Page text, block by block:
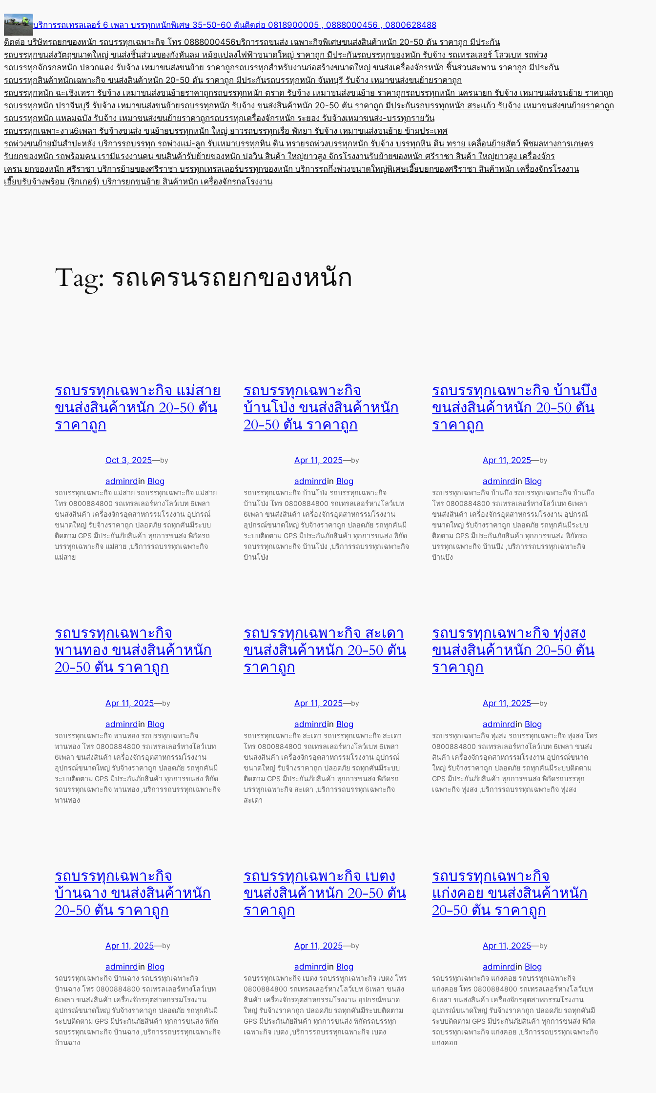
to
content
บริการรถเทรลเลอร์ 6 เพลา บรรทุกหนักพิเศษ 35-50-60 ตันติดต่อ 0818900005 , 0888000456 , 0800628488
ติดต่อ บริษัทรถยกของหนัก รถบรรทุกเฉพาะกิจ โทร 0888000456บริการรถขนส่ง เฉพาะกิจพิเศษขนส่งสินค้าหนัก 20-50 ตัน ราคาถูก มีประกัน
รถบรรทุกขนส่งวัตถุขนาดใหญ่ ขนส่งชิ้นส่วนของกังหันลม หม้อแปลงไฟฟ้าขนาดใหญ่ ราคาถูก มีประกันรถบรรทุกของหนัก รับจ้าง รถเทรลเลอร์ โลวเบท รถพ่วง
รถบรรทุกจักรกลหนัก ปลวกแดง รับจ้าง เหมาขนส่งขนย้าย ราคาถูกรถบรรทุกสำหรับงานก่อสร้างขนาดใหญ่ ขนส่งเครื่องจักรหนัก ชิ้นส่วนสะพาน ราคาถูก มีประกัน
รถบรรทุกสินค้าหนักเฉพาะกิจ ขนส่งสินค้าหนัก 20-50 ตัน ราคาถูก มีประกันรถบรรทุกหนัก จันทบุรี รับจ้าง เหมาขนส่งขนย้ายราคาถูก
รถบรรทุกหนัก ฉะเชิงเทรา รับจ้าง เหมาขนส่งขนย้ายราคาถูกรถบรรทุกหนัก ตราด รับจ้าง เหมาขนส่งขนย้าย ราคาถูกรถบรรทุกหนัก นครนายก รับจ้าง เหมาขนส่งขนย้าย ราคาถูก
รถบรรทุกหนัก ปราจีนบุรี รับจ้าง เหมาขนส่งขนย้ายรถบรรทุกหนัก รับจ้าง ขนส่งสินค้าหนัก 20-50 ตัน ราคาถูก มีประกันรถบรรทุกหนัก สระแก้ว รับจ้าง เหมาขนส่งขนย้ายราคาถูก
รถบรรทุกหนัก แหลมฉบัง รับจ้าง เหมาขนส่งขนย้ายราคาถูกรถบรรทุกเครื่องจักรหนัก ระยอง รับจ้างเหมาขนส่ง-บรรทุกรายวัน
รถบรรทุกเฉพาะงาน6เพลา รับจ้างขนส่ง ขนย้ายบรรทุกหนัก ใหญ่ ยาวรถบรรทุกเรือ พัทยา รับจ้าง เหมาขนส่งขนย้าย ข้ามประเทศ
รถพ่วงขนย้ายมันสำปะหลัง บริการรถบรรทุก รถพ่วงแม่-ลูก รับเหมาบรรทุกหิน ดิน ทรายรถพ่วงบรรทุกหนัก รับจ้าง บรรทุกหิน ดิน ทราย เคลื่อนย้ายสัตว์ พืชผลทางการเกษตร
รับยกของหนัก รถพร้อมคน เรามีแรงงานคน ขนสินค้ารับย้ายของหนัก บ่อวิน สินค้า ใหญ่ยาวสูง จักรโรงงานรับย้ายของหนัก ศรีราชา สินค้า ใหญ่ยาวสูง เครื่องจักร
เครน ยกของหนัก ศรีราชา บริการย้ายของศรีราชา บรรทุกเทรลเลอร์บรรทุกของหนัก บริการรถกึ่งพ่วงขนาดใหญ่พิเศษเฮี๊ยบยกของศรีราชา สินค้าหนัก เครื่องจักรโรงงาน
เฮี๊ยบรับจ้างพร้อม (ริกเกอร์) บริการยกขนย้าย สินค้าหนัก เครื่องจักรกลโรงงาน
Tag: รถเครนรถยกของหนัก
รถบรรทุกเฉพาะกิจ แม่สาย
ขนส่งสินค้าหนัก 20-50 ตัน
ราคาถูก
Oct 3, 2025—by
adminrdin Blog
รถบรรทุกเฉพาะกิจ แม่สาย รถบรรทุกเฉพาะกิจ แม่สาย
โทร 0800884800 รถเทรลเลอร์หางโลว์เบท 6เพลา
ขนส่งสินค้า เครื่องจักรอุตสาหกรรมโรงงาน อุปกรณ์
ขนาดใหญ่ รับจ้างราคาถูก ปลอดภัย รถทุกคันมีระบบ
ติดตาม GPS มีประกันภัยสินค้า ทุกการขนส่ง พิกัดรถ
บรรทุกเฉพาะกิจ แม่สาย ,บริการรถบรรทุกเฉพาะกิจ
แม่สาย
รถบรรทุกเฉพาะกิจ
บ้านโป่ง ขนส่งสินค้าหนัก
20-50 ตัน ราคาถูก
Apr 11, 2025—by
adminrdin Blog
รถบรรทุกเฉพาะกิจ บ้านโป่ง รถบรรทุกเฉพาะกิจ
บ้านโป่ง โทร 0800884800 รถเทรลเลอร์หางโลว์เบท
6เพลา ขนส่งสินค้า เครื่องจักรอุตสาหกรรมโรงงาน
อุปกรณ์ขนาดใหญ่ รับจ้างราคาถูก ปลอดภัย รถทุกคันมี
ระบบติดตาม GPS มีประกันภัยสินค้า ทุกการขนส่ง พิกัด
รถบรรทุกเฉพาะกิจ บ้านโป่ง ,บริการรถบรรทุกเฉพาะกิจ
บ้านโป่ง
รถบรรทุกเฉพาะกิจ บ้านบึง
ขนส่งสินค้าหนัก 20-50 ตัน
ราคาถูก
Apr 11, 2025—by
adminrdin Blog
รถบรรทุกเฉพาะกิจ บ้านบึง รถบรรทุกเฉพาะกิจ บ้านบึง
โทร 0800884800 รถเทรลเลอร์หางโลว์เบท 6เพลา
ขนส่งสินค้า เครื่องจักรอุตสาหกรรมโรงงาน อุปกรณ์
ขนาดใหญ่ รับจ้างราคาถูก ปลอดภัย รถทุกคันมีระบบ
ติดตาม GPS มีประกันภัยสินค้า ทุกการขนส่ง พิกัดรถ
บรรทุกเฉพาะกิจ บ้านบึง ,บริการรถบรรทุกเฉพาะกิจ
บ้านบึง
รถบรรทุกเฉพาะกิจ
พานทอง ขนส่งสินค้าหนัก
20-50 ตัน ราคาถูก
Apr 11, 2025—by
adminrdin Blog
รถบรรทุกเฉพาะกิจ พานทอง รถบรรทุกเฉพาะกิจ
พานทอง โทร 0800884800 รถเทรลเลอร์หางโลว์เบท
6เพลา ขนส่งสินค้า เครื่องจักรอุตสาหกรรมโรงงาน
อุปกรณ์ขนาดใหญ่ รับจ้างราคาถูก ปลอดภัย รถทุกคันมี
ระบบติดตาม GPS มีประกันภัยสินค้า ทุกการขนส่ง พิกัด
รถบรรทุกเฉพาะกิจ พานทอง ,บริการรถบรรทุกเฉพาะกิจ
พานทอง
รถบรรทุกเฉพาะกิจ สะเดา
ขนส่งสินค้าหนัก 20-50 ตัน
ราคาถูก
Apr 11, 2025—by
adminrdin Blog
รถบรรทุกเฉพาะกิจ สะเดา รถบรรทุกเฉพาะกิจ สะเดา
โทร 0800884800 รถเทรลเลอร์หางโลว์เบท 6เพลา
ขนส่งสินค้า เครื่องจักรอุตสาหกรรมโรงงาน อุปกรณ์
ขนาดใหญ่ รับจ้างราคาถูก ปลอดภัย รถทุกคันมีระบบ
ติดตาม GPS มีประกันภัยสินค้า ทุกการขนส่ง พิกัดรถ
บรรทุกเฉพาะกิจ สะเดา ,บริการรถบรรทุกเฉพาะกิจ
สะเดา
รถบรรทุกเฉพาะกิจ ทุ่งสง
ขนส่งสินค้าหนัก 20-50 ตัน
ราคาถูก
Apr 11, 2025—by
adminrdin Blog
รถบรรทุกเฉพาะกิจ ทุ่งสง รถบรรทุกเฉพาะกิจ ทุ่งสง โทร
0800884800 รถเทรลเลอร์หางโลว์เบท 6เพลา ขนส่ง
สินค้า เครื่องจักรอุตสาหกรรมโรงงาน อุปกรณ์ขนาด
ใหญ่ รับจ้างราคาถูก ปลอดภัย รถทุกคันมีระบบติดตาม
GPS มีประกันภัยสินค้า ทุกการขนส่ง พิกัดรถบรรทุก
เฉพาะกิจ ทุ่งสง ,บริการรถบรรทุกเฉพาะกิจ ทุ่งสง
รถบรรทุกเฉพาะกิจ
บ้านฉาง ขนส่งสินค้าหนัก
20-50 ตัน ราคาถูก
Apr 11, 2025—by
adminrdin Blog
รถบรรทุกเฉพาะกิจ บ้านฉาง รถบรรทุกเฉพาะกิจ
บ้านฉาง โทร 0800884800 รถเทรลเลอร์หางโลว์เบท
6เพลา ขนส่งสินค้า เครื่องจักรอุตสาหกรรมโรงงาน
อุปกรณ์ขนาดใหญ่ รับจ้างราคาถูก ปลอดภัย รถทุกคันมี
ระบบติดตาม GPS มีประกันภัยสินค้า ทุกการขนส่ง พิกัด
รถบรรทุกเฉพาะกิจ บ้านฉาง ,บริการรถบรรทุกเฉพาะกิจ
บ้านฉาง
รถบรรทุกเฉพาะกิจ เบตง
ขนส่งสินค้าหนัก 20-50 ตัน
ราคาถูก
Apr 11, 2025—by
adminrdin Blog
รถบรรทุกเฉพาะกิจ เบตง รถบรรทุกเฉพาะกิจ เบตง โทร
0800884800 รถเทรลเลอร์หางโลว์เบท 6เพลา ขนส่ง
สินค้า เครื่องจักรอุตสาหกรรมโรงงาน อุปกรณ์ขนาด
ใหญ่ รับจ้างราคาถูก ปลอดภัย รถทุกคันมีระบบติดตาม
GPS มีประกันภัยสินค้า ทุกการขนส่ง พิกัดรถบรรทุก
เฉพาะกิจ เบตง ,บริการรถบรรทุกเฉพาะกิจ เบตง
รถบรรทุกเฉพาะกิจ
แก่งคอย ขนส่งสินค้าหนัก
20-50 ตัน ราคาถูก
Apr 11, 2025—by
adminrdin Blog
รถบรรทุกเฉพาะกิจ แก่งคอย รถบรรทุกเฉพาะกิจ
แก่งคอย โทร 0800884800 รถเทรลเลอร์หางโลว์เบท
6เพลา ขนส่งสินค้า เครื่องจักรอุตสาหกรรมโรงงาน
อุปกรณ์ขนาดใหญ่ รับจ้างราคาถูก ปลอดภัย รถทุกคันมี
ระบบติดตาม GPS มีประกันภัยสินค้า ทุกการขนส่ง พิกัด
รถบรรทุกเฉพาะกิจ แก่งคอย ,บริการรถบรรทุกเฉพาะกิจ
แก่งคอย